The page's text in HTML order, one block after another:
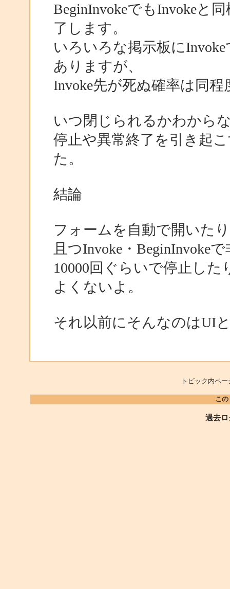
BeginInvokeでもInvokeと
了します。
いろいろな掲示板に
ありますが、
Invoke先が死ぬ確率は同
いつ閉じられるかわから
停止や異常終了を引き起
た。
結論
フォームを自動で開いた
且つInvoke・BeginInvoke
10000回ぐらいで停止し
よくないよ。
それ以前にそんなのはUI
トピック内ペ
こ
過去